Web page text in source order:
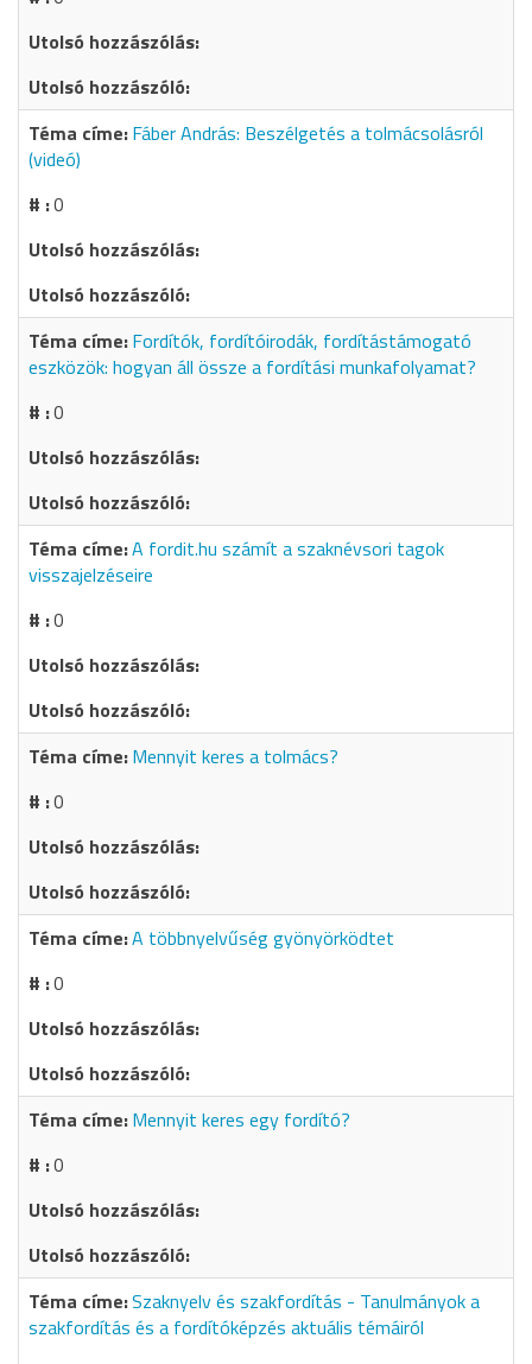
Fáber András: Beszélgetés a tolmácsolásról
(videó)
0
Fordítók, fordítóirodák, fordítástámogató
eszközök: hogyan áll össze a fordítási munkafolyamat?
0
A fordit.hu számít a szaknévsori tagok
visszajelzéseire
0
Mennyit keres a tolmács?
0
A többnyelvűség gyönyörködtet
0
Mennyit keres egy fordító?
0
Szaknyelv és szakfordítás - Tanulmányok a
szakfordítás és a fordítóképzés aktuális témáiról